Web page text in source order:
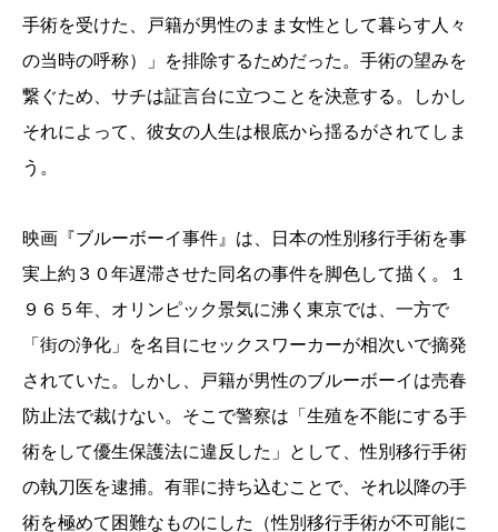
手術を受けた、戸籍が男性のまま女性として暮らす人々
の当時の呼称）」を排除するためだった。手術の望みを
繋ぐため、サチは証言台に立つことを決意する。しかし
それによって、彼女の人生は根底から揺るがされてしま
う。
映画『ブルーボーイ事件』は、日本の性別移行手術を事
実上約３０年遅滞させた同名の事件を脚色して描く。１
９６５年、オリンピック景気に沸く東京では、一方で
「街の浄化」を名目にセックスワーカーが相次いで摘発
されていた。しかし、戸籍が男性のブルーボーイは売春
防止法で裁けない。そこで警察は「生殖を不能にする手
術をして優生保護法に違反した」として、性別移行手術
の執刀医を逮捕。有罪に持ち込むことで、それ以降の手
術を極めて困難なものにした（性別移行手術が不可能に